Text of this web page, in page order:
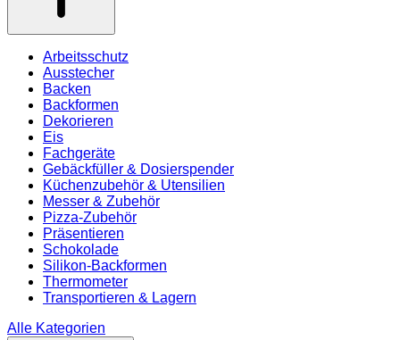
Arbeitsschutz
Ausstecher
Backen
Backformen
Dekorieren
Eis
Fachgeräte
Gebäckfüller & Dosierspender
Küchenzubehör & Utensilien
Messer & Zubehör
Pizza-Zubehör
Präsentieren
Schokolade
Silikon-Backformen
Thermometer
Transportieren & Lagern
Alle Kategorien